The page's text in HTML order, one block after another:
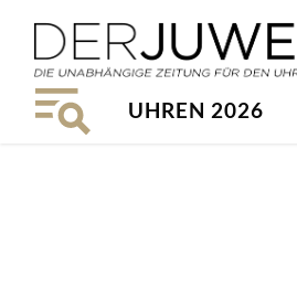
UHREN 2026